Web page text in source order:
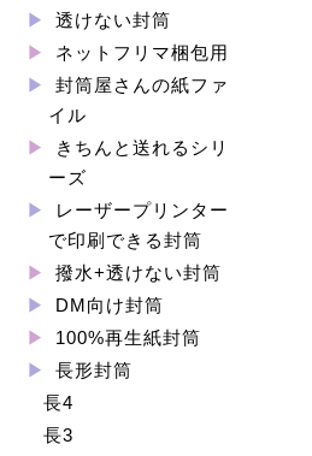
透けない封筒
ネットフリマ梱包用
封筒屋さんの紙ファ
イル
きちんと送れるシリ
ーズ
レーザープリンター
で印刷できる封筒
撥水+透けない封筒
DM向け封筒
100%再生紙封筒
長形封筒
長4
長3